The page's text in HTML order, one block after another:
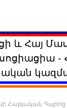
և Հայ
-
Հայկական Դպրոց